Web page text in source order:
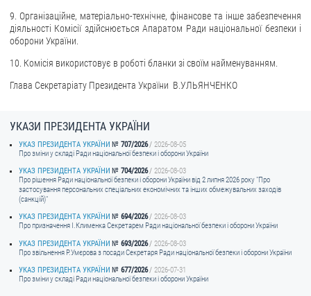
9. Організаційне, матеріально-технічне, фінансове та інше забезпечення
діяльності Комісії здійснюється Апаратом Ради національної безпеки і
оборони України.
10. Комісія використовує в роботі бланки зі своїм найменуванням.
Глава Секретаріату Президента України В.УЛЬЯНЧЕНКО
УКАЗИ ПРЕЗИДЕНТА УКРАЇНИ
УКАЗ ПРЕЗИДЕНТА УКРАЇНИ 707/2026
2026-08-05
Про зміни у складі Ради національної безпеки і оборони України
УКАЗ ПРЕЗИДЕНТА УКРАЇНИ
704/2026
2026-08-03
Про рішення Ради національної безпеки і оборони України від 2 липня 2026 року "Про
застосування персональних спеціальних економічних та інших обмежувальних заходів
(санкцій)"
УКАЗ ПРЕЗИДЕНТА УКРАЇНИ
694/2026
2026-08-03
Про призначення I.Клименка Секретарем Ради національної безпеки і оборони України
УКАЗ ПРЕЗИДЕНТА УКРАЇНИ
693/2026
2026-08-03
Про звільнення Р.Умєрова з посади Секретаря Ради національної безпеки і оборони України
УКАЗ ПРЕЗИДЕНТА УКРАЇНИ
677/2026
2026-07-31
Про зміни у складі Ради національної безпеки і оборони України